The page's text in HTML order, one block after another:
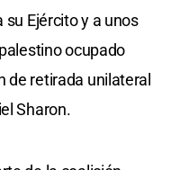
su Ejército y a unos
ocupado
de retirada unilateral
Sharon.